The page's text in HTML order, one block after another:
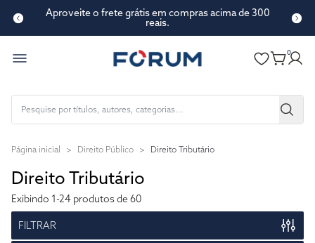
Conte-nos o que achou de nosso novo site!
0
Página inicial > Direito Público > Direito Tributário
Direito Tributário
Exibindo 1-24 produtos de 60
FILTRAR